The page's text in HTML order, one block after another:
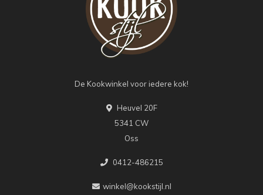
De Kookwinkel voor iedere kok!
Heuvel 20F
5341 CW
Oss
0412-486215
winkel@kookstijl.nl